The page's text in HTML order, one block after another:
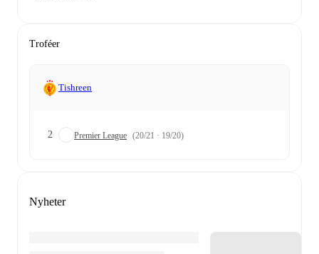
Troféer
Tishreen
2 Premier League (20/21 · 19/20)
Nyheter